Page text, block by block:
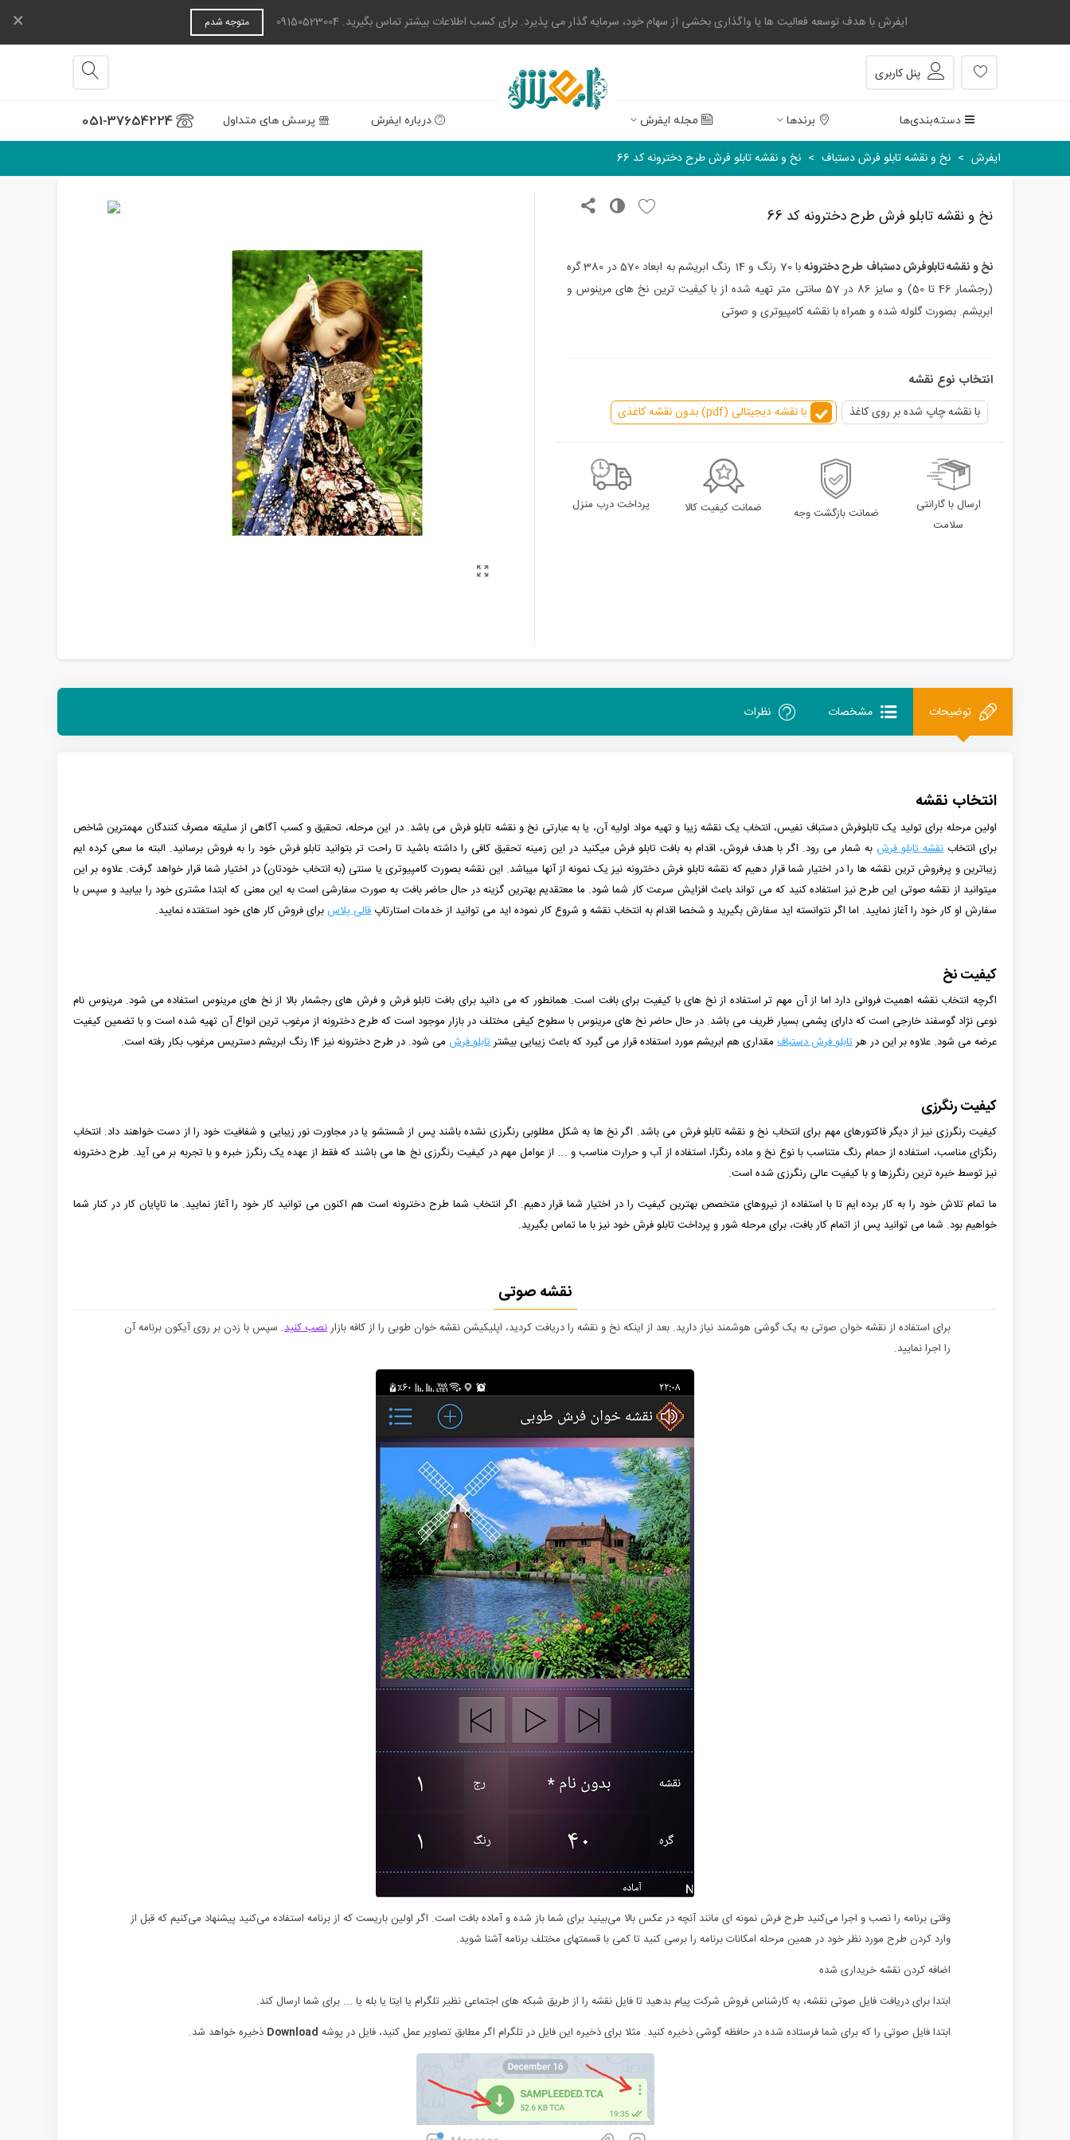
ایفرش با هدف توسعه فعالیت ها یا واگذاری بخشی از سهام خود، سرمایه گذار می پذیرد. برای کسب اطلاعات بیشتر تماس بگیرید. 09150523004 متوجه شدم ×
پنل کاربری
دسته‌بندی‌ها برندها مجله ایفرش درباره ایفرش پرسش های متداول 051-37654224
ایفرش > نخ و نقشه تابلو فرش دستباف > نخ و نقشه تابلو فرش طرح دخترونه کد 66
نخ و نقشه تابلو فرش طرح دخترونه کد 66
نخ و نقشه تابلوفرش دستباف طرح دخترونهبا 70 رنگ و 14 رنگ ابریشم به ابعاد 570 در 380 گره
(رجشمار 46
تا 50 )
و سایز 86 در 57 سانتی متر تهیه شده از با کیفیت ترین نخ های مرینوس و
ابریشم. بصورت گلوله شده و همراه با نقشه کامپیوتری و صوتی
انتخاب نوع نقشه
با نقشه چاپ شده بر روی کاغذ با نقشه دیجیتالی (pdf) بدون نقشه کاغذی
ارسال با گارانتی
سلامت
ضمانت بازگشت وجه ضمانت کیفیت کالا پرداخت درب منزل
توضیحات مشخصات نظرات
انتخاب نقشه
اولین مرحله برای تولید یک تابلوفرش دستباف نفیس، انتخاب یک نقشه زیبا و تهیه مواد اولیه آن، یا به عبارتی نخ و نقشه تابلو فرش می باشد. در این مرحله، تحقیق و کسب آگاهی از سلیقه مصرف کنندگان مهمترین شاخص
برای انتخاب نقشه تابلو فرش به شمار می رود. اگر با هدف فروش، اقدام به بافت تابلو فرش میکنید در این زمینه تحقیق کافی را داشته باشید تا راحت تر بتوانید تابلو فرش خود را به فروش برسانید. البته ما سعی کرده ایم
زیباترین و پرفروش ترین نقشه ها را در اختیار شما قرار دهیم که نقشه تابلو فرش دخترونه نیز یک نمونه از آنها میباشد. این نقشه بصورت کامپیوتری یا سنتی (به انتخاب خودتان) در اختیار شما قرار خواهد گرفت. علاوه بر این
میتوانید از نقشه صوتی این طرح نیز استفاده کنید که می تواند باعث افزایش سرعت کار شما شود. ما معتقدیم بهترین گزینه در حال حاضر بافت به صورت سفارشی است به این معنی که ابتدا مشتری خود را بیابید و سپس با
سفارش او کار خود را آغاز نمایید. اما اگر نتوانسته اید سفارش بگیرید و شخصا اقدام به انتخاب نقشه و شروع کار نموده اید می توانید از خدمات استارتاپ قالی پلاس برای فروش کار های خود استفتده نمایید.
کیفیت نخ
اگرچه انتخاب نقشه اهمیت فروانی دارد اما از آن مهم تر استفاده از نخ های با کیفیت برای بافت است. همانطور که می دانید برای بافت تابلو فرش و فرش های رجشمار بالا از نخ های مرینوس استفاده می شود. مرینوس نام
نوعی نژاد گوسفند خارجی است که دارای پشمی بسیار ظریف می باشد. در حال حاضر نخ های مرینوس با سطوح کیفی مختلف در بازار موجود است که طرح دخترونه از مرغوب ترین انواع آن تهیه شده است و با تضمین کیفیت
عرضه می شود. علاوه بر این در هرتابلو فرش دستباف مقداری هم ابریشم مورد استفاده قرار می گیرد که باعث زیبایی بیشترتابلو فرش می شود. در طرح دخترونه نیز 14 رنگ ابریشم دستریس مرغوب بکار رفته است.
کیفیت رنگرزی
کیفیت رنگرزی نیز از دیگر فاکتورهای مهم برای انتخاب نخ و نقشه تابلو فرش می باشد. اگر نخ ها به شکل مطلوبی رنگرزی نشده باشند پس از شستشو یا در مجاورت نور زیبایی و شفافیت خود را از دست خواهند داد. انتخاب
رنگزای مناسب، استفاده از حمام رنگ متناسب با نوع نخ و ماده رنگزا، استفاده از آب و حرارت مناسب و ... از عوامل مهم در کیفیت رنگرزی نخ ها می باشند که فقط از عهده یک رنگرز خبره و با تجربه بر می آید. طرح دخترونه
نیز توسط خبره ترین رنگرزها و با کیفیت عالی رنگرزی شده است.
ما تمام تلاش خود را به کار برده ایم تا با استفاده از نیروهای متخصص بهترین کیفیت را در اختیار شما قرار دهیم. اگر انتخاب شما طرح دخترونه است هم اکنون می توانید کار خود را آغاز نمایید. ما تاپایان کار در کنار شما
خواهیم بود. شما می توانید پس از اتمام کار بافت، برای مرحله شور و پرداخت تابلو فرش خود نیز با ما تماس بگیرید.
نقشه صوتی
برای استفاده از نقشه خوان صوتی به یک گوشی هوشمند نیاز دارید. بعد از اینکه نخ و نقشه را دریافت کردید، اپلیکیشن نقشه خوان طوبی را از کافه بازارنصب کنید. سپس با زدن بر روی آیکون برنامه آن
را اجرا نمایید.
وقتی برنامه را نصب و اجرا می‌کنید طرح فرش نمونه ای مانند آنچه در عکس بالا می‌بینید برای شما باز شده و آماده بافت است. اگر اولین باریست که از برنامه استفاده می‌کنید پیشنهاد می‌کنیم که قبل از
وارد کردن طرح مورد نظر خود در همین مرحله امکانات برنامه را برسی کنید تا کمی با قسمتهای مختلف برنامه آشنا شوید.
اضافه کردن نقشه خریداری شده
ابتدا برای دریافت فایل صوتی نقشه، به کارشناس فروش شرکت پیام بدهید تا فایل نقشه را از طریق شبکه های اجتماعی نظیر تلگرام یا ایتا یا بله یا ... برای شما ارسال کند.
ابتدا فایل صوتی را که برای شما فرستاده شده در حافظه گوشی ذخیره کنید. مثلا برای ذخیره این فایل در تلگرام اگر مطابق تصاویر عمل کنید، فایل در پوشه Download ذخیره خواهد شد.